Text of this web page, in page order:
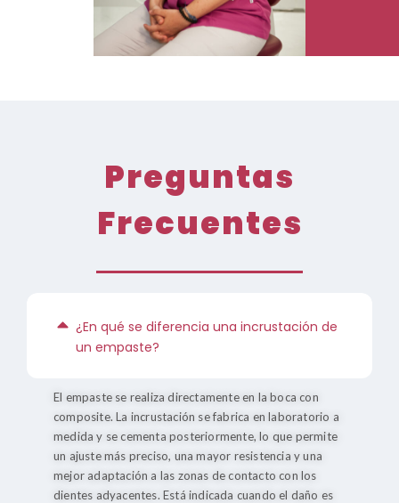
Preguntas
Frecuentes
¿En qué se diferencia una incrustación de
un empaste?
El empaste se realiza directamente en la boca con
composite. La incrustación se fabrica en laboratorio a
medida y se cementa posteriormente, lo que permite
un ajuste más preciso, una mayor resistencia y una
mejor adaptación a las zonas de contacto con los
dientes adyacentes. Está indicada cuando el daño es